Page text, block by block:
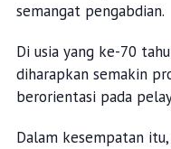
semangat pengabdian.
Di usia yang ke-70
diharapkan semakin
berorientasi pada
Dalam kesempatan